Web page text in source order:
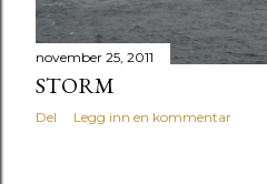
november 25, 2011
STORM
Del Legg inn en kommentar